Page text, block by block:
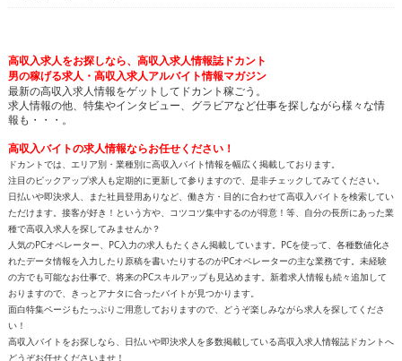
高収入求人をお探しなら、高収入求人情報誌ドカント
男の稼げる求人・高収入求人アルバイト情報マガジン
最新の高収入求人情報をゲットしてドカント稼ごう。
求人情報の他、特集やインタビュー、グラビアなど仕事を探しながら様々な情
報も・・・。
高収入バイトの求人情報ならお任せください！
ドカントでは、エリア別・業種別に高収入バイト情報を幅広く掲載しております。
注目のピックアップ求人も定期的に更新して参りますので、是非チェックしてみてください。
日払いや即決求人、また社員登用ありなど、働き方・目的に合わせて高収入バイトを検索してい
ただけます。接客が好き！という方や、コツコツ集中するのが得意！等、自分の長所にあった業
種で高収入求人を探してみませんか？
人気のPCオペレーター、PC入力の求人もたくさん掲載しています。PCを使って、各種数値化さ
れたデータ情報を入力したり原稿を書いたりするのがPCオペレーターの主な業務です。未経験
の方でも可能なお仕事で、将来のPCスキルアップも見込めます。新着求人情報も続々追加して
おりますので、きっとアナタに合ったバイトが見つかります。
面白特集ページもたっぷりご用意しておりますので、どうぞ楽しみながら求人を探してくださ
い！
高収入バイトをお探しなら、日払いや即決求人を多数掲載している高収入求人情報誌ドカントへ
どうぞお任せくださいませ！